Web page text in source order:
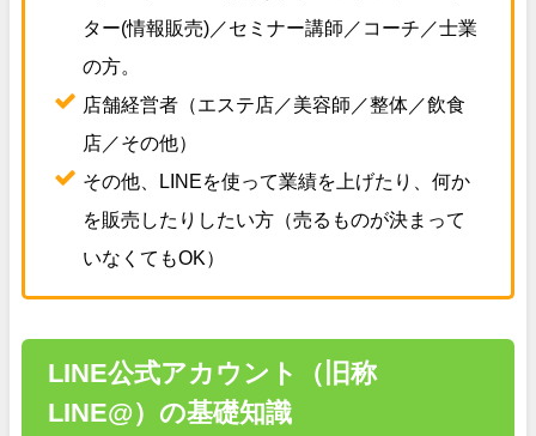
ター(情報販売)／セミナー講師／コーチ／士業
の方。
店舗経営者（エステ店／美容師／整体／飲食
店／その他）
その他、LINEを使って業績を上げたり、何か
を販売したりしたい方（売るものが決まって
いなくてもOK）
LINE公式アカウント（旧称
LINE@）の基礎知識